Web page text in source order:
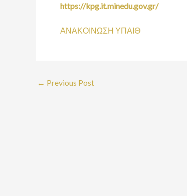
https://kpg.it.minedu.gov.gr/
ΑΝΑΚΟΙΝΩΣΗ ΥΠΑΙΘ
← Previous Post